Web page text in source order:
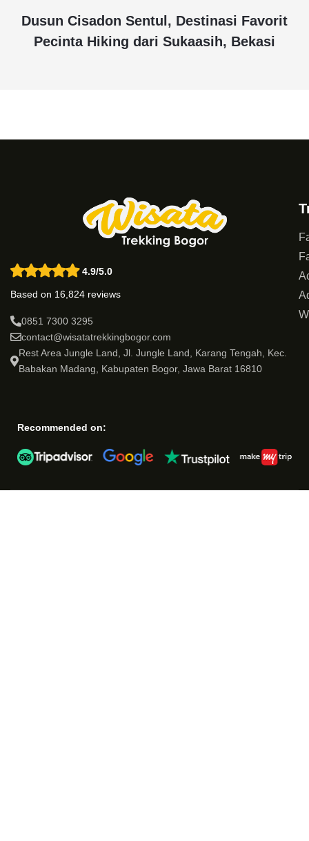
Dusun Cisadon Sentul, Destinasi Favorit
Pecinta Hiking dari Sukaasih, Bekasi
4.9/5.0
Based on 16,824 reviews
0851 7300 3295
contact@wisatatrekkingbogor.com
Rest Area Jungle Land, Jl. Jungle Land, Karang Tengah, Kec.
Babakan Madang, Kabupaten Bogor, Jawa Barat 16810
Recommended on: